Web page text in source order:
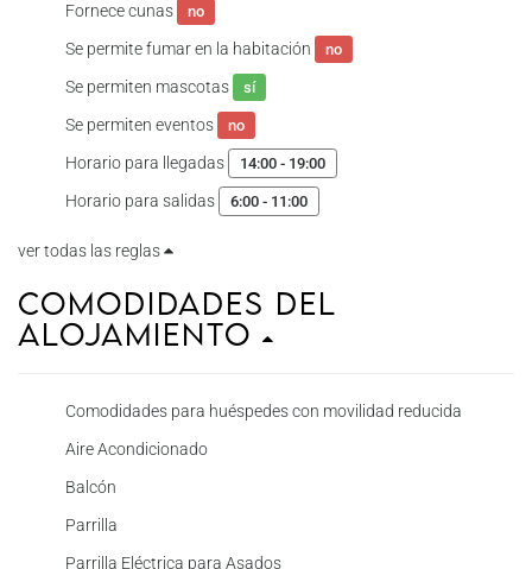
Fornece cunas no
Se permite fumar en la habitación no
Se permiten mascotas sí
Se permiten eventos no
Horario para llegadas 14:00 - 19:00
Horario para salidas 6:00 - 11:00
ver todas las reglas
Comodidades del
Alojamiento
Comodidades para huéspedes con movilidad reducida
Aire Acondicionado
Balcón
Parrilla
Parrilla Eléctrica para Asados